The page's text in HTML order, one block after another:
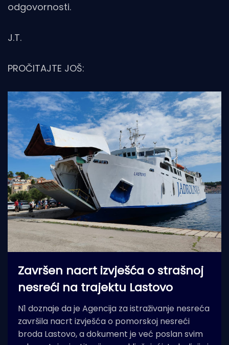
odgovornosti.
J.T.
PROČITAJTE JOŠ:
Završen nacrt izvješća o strašnoj
nesreći na trajektu Lastovo
N1 doznaje da je Agencija za istraživanje nesreća
završila nacrt izvješća o pomorskoj nesreći
broda Lastovo, a dokument je već poslan svim